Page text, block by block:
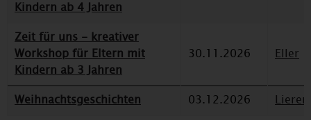
Kindern ab 4 Jahren
Zeit für uns - kreativer
Workshop für Eltern mit
Kindern ab 3 Jahren
30.11.2026 Eller
Weihnachtsgeschichten 03.12.2026